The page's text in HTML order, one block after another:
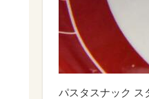
パスタスナック ス